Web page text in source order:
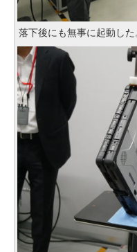
落下後にも無事に起動し